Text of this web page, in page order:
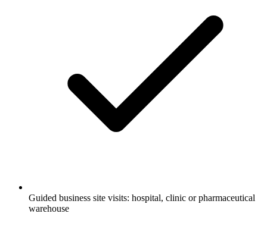
Guided business site visits: hospital, clinic or pharmaceutical
warehouse